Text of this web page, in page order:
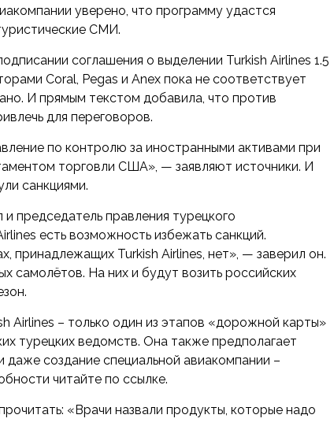
уверено, что программу удастся
СМИ.
соглашения о выделении Turkish Airlines 1.5
Coral, Pegas и Anex пока не соответствует
И прямым текстом добавила, что против
для переговоров.
по контролю за иностранными активами при
торговли США», — заявляют источники. И
санкциями.
председатель правления турецкого
есть возможность избежать санкций.
принадлежащих Turkish Airlines, нет», — заверил он.
самолётов. На них и будут возить российских
Airlines – только один из этапов «дорожной карты»
турецких ведомств. Она также предполагает
создание специальной авиакомпании –
читайте по ссылке.
«Врачи назвали продукты, которые надо